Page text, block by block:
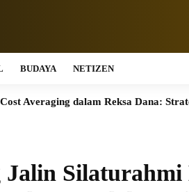
BUDAYA NETIZEN
Reksa Dana: Strategi Investasi
Silaturahmi